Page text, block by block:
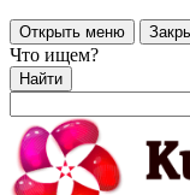
Открыть меню
Что ищем?
Найти